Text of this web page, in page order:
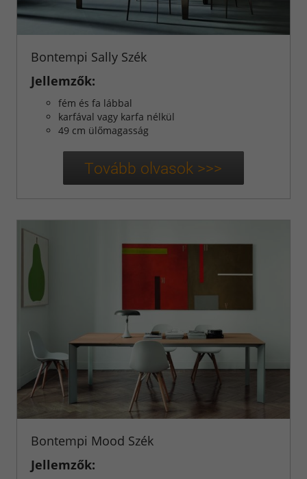
Bontempi Sally Szék
Jellemzők:
fém és fa lábbal
karfával vagy karfa nélkül
49 cm ülőmagasság
Bontempi Mood Szék
Jellemzők: